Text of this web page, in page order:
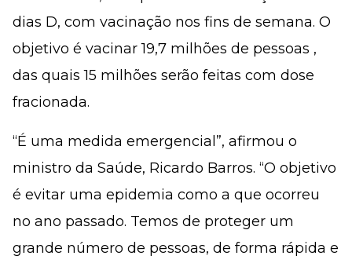
dias D, com vacinação nos fins de semana. O
objetivo é vacinar 19,7 milhões de pessoas ,
das quais 15 milhões serão feitas com dose
fracionada.
“É uma medida emergencial”, afirmou o
ministro da Saúde, Ricardo Barros. “O objetivo
é evitar uma epidemia como a que ocorreu
no ano passado. Temos de proteger um
grande número de pessoas, de forma rápida e